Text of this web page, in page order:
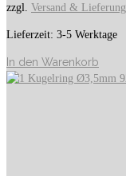
zzgl. Versand & Lieferung
Lieferzeit: 3-5 Werktage
In den Warenkorb